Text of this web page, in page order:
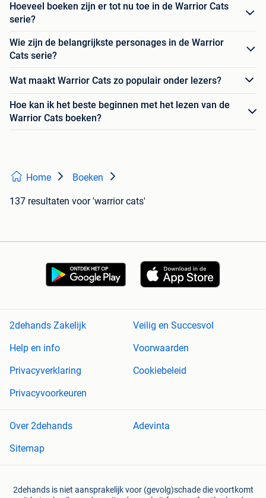
Hoeveel boeken zijn er tot nu toe in de Warrior Cats
serie?
Wie zijn de belangrijkste personages in de Warrior
Cats serie?
Wat maakt Warrior Cats zo populair onder lezers?
Hoe kan ik het beste beginnen met het lezen van de
Warrior Cats boeken?
Home Boeken
137 resultaten voor 'warrior cats'
2dehands Zakelijk
Veilig en Succesvol
Help en info
Voorwaarden
Privacyverklaring
Cookiebeleid
Privacyvoorkeuren
Over 2dehands
Adevinta
Sitemap
2dehands is niet aansprakelijk voor (gevolg)schade die voortkomt